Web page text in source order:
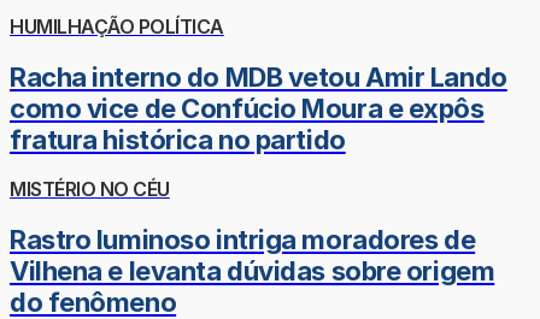
HUMILHAÇÃO POLÍTICA
Racha interno do MDB vetou Amir Lando
como vice de Confúcio Moura e expôs
fratura histórica no partido
MISTÉRIO NO CÉU
Rastro luminoso intriga moradores de
Vilhena e levanta dúvidas sobre origem
do fenômeno